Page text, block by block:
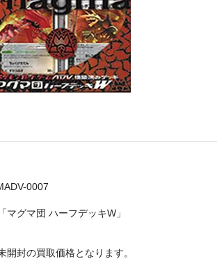
0007
マグマ団 ハーフデッキW」
開封の買取価格となります。